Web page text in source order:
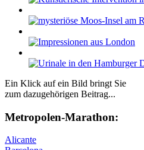
Ein Klick auf ein Bild bringt Sie
zum dazugehörigen Beitrag...
Me­tro­po­len-Ma­ra­thon:
Alicante